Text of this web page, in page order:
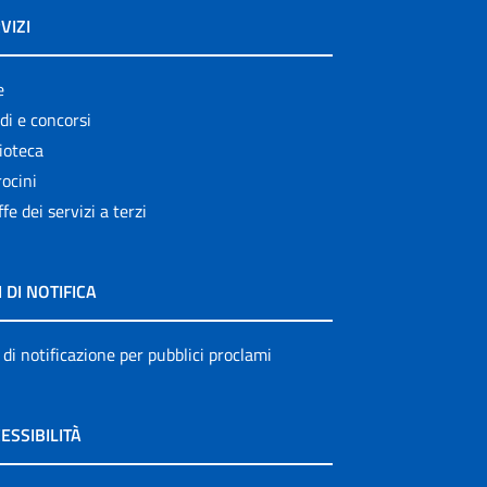
e concorsi
dei servizi a terzi
DI NOTIFICA
notificazione per pubblici proclami